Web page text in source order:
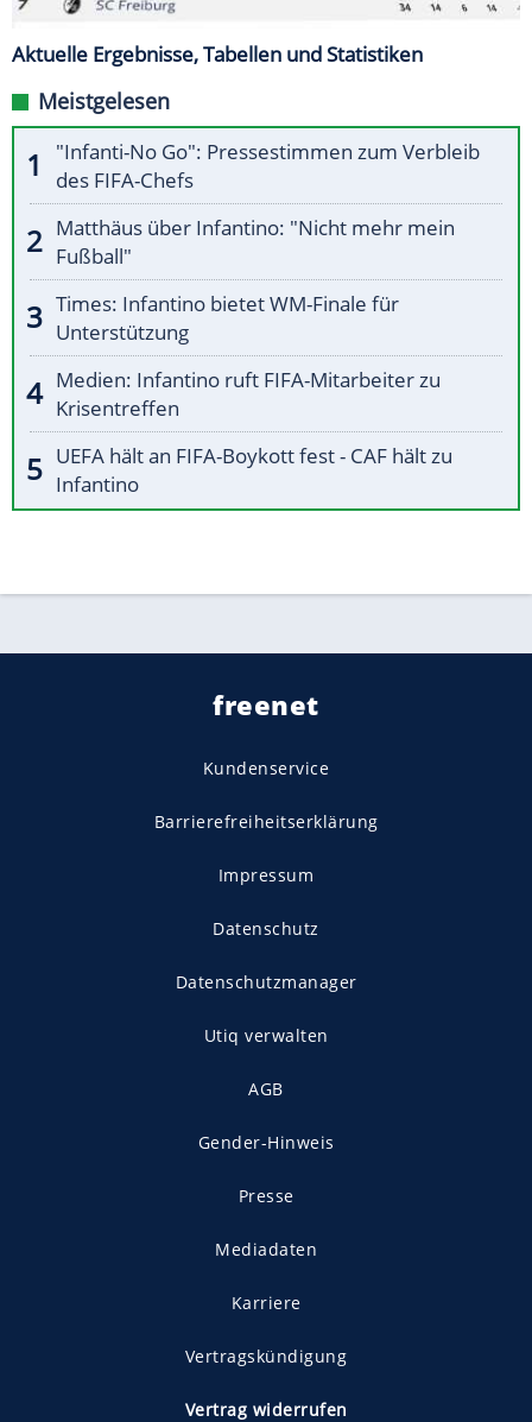
Aktuelle Ergebnisse, Tabellen und Statistiken
Meistgelesen
"Infanti-No Go": Pressestimmen zum Verbleib
des FIFA-Chefs
Matthäus über Infantino: "Nicht mehr mein
Fußball"
Times: Infantino bietet WM-Finale für
Unterstützung
Medien: Infantino ruft FIFA-Mitarbeiter zu
Krisentreffen
UEFA hält an FIFA-Boykott fest - CAF hält zu
Infantino
freenet
Kundenservice
Barrierefreiheitserklärung
Impressum
Datenschutz
Datenschutzmanager
Utiq verwalten
AGB
Gender-Hinweis
Presse
Mediadaten
Karriere
Vertragskündigung
Vertrag widerrufen